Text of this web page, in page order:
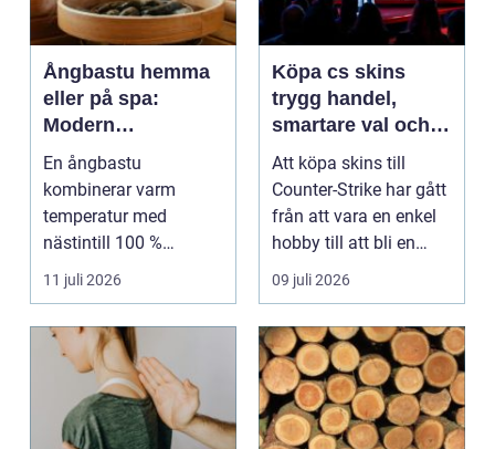
Ångbastu hemma
eller på spa:
Modern
återhämtning med
uråldrig logik
En ångbastu
kombinerar varm
temperatur med
nästintill 100 %
luftfuktighet för att
sk...
11 juli 2026
Köpa cs skins
trygg handel,
smartare val och
bättre affärer
Att köpa skins till
Counter-Strike har gått
från att vara en enkel
hobby till att bli en
egen liten ...
09 juli 2026